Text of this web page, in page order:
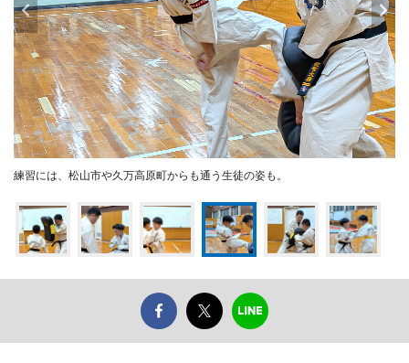
練習には、松山市や久万高原町からも通う生徒の姿も。